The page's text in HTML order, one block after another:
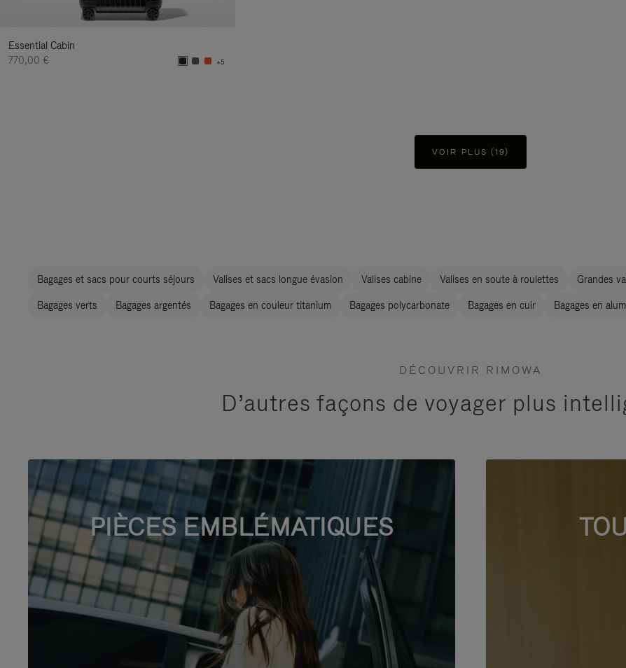
Essential Cabin
770,00 €
+5
VOIR PLUS (19)
Bagages et sacs pour courts séjours Valises et sacs longue évasion Valises cabine Valises en soute à roulettes Grandes
Bagages verts Bagages argentés Bagages en couleur titanium Bagages polycarbonate Bagages en cuir Bagages en
DÉCOUVRIR RIMOWA
D’autres façons de voyager plus
PIÈCES EMBLÉMATIQUES